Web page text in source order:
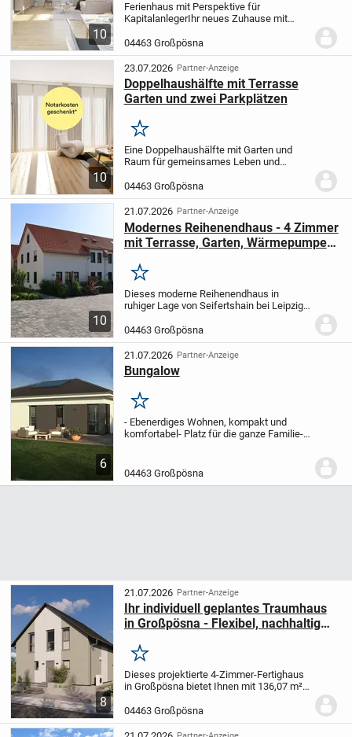
10
Ferienhaus mit Perspektive für
KapitalanlegerIhr neues Zuhause mit
Stellplätzen.Entdecken Sie ein
Ferienhaus, das Gästen einen
angenehmen Aufenthalt bietet und...
04463 Großpösna
10
23.07.2026 Partner-Anzeige
Doppelhaushälfte mit Terrasse
Garten und zwei Parkplätzen
Merken
Eine Doppelhaushälfte mit Garten und
Raum für gemeinsames Leben und
Zuhause. Freuen Sie sich auf offene
Bereiche für gemeinsame Zeit, ruhige
Rückzugsorte und...
04463 Großpösna
10
21.07.2026 Partner-Anzeige
Modernes Reihenendhaus - 4 Zimmer
mit Terrasse, Garten, Wärmepumpe
Merken
Dieses moderne Reihenendhaus in
ruhiger Lage von Seifertshain bei Leipzig
Ausstattung, eine zeitgemäße Bauweise
und ein durchdachtes Raumkonzept. Das
im Jahr 2022...
04463 Großpösna
6
21.07.2026 Partner-Anzeige
Bungalow
Merken
- Ebenerdiges Wohnen, kompakt und
komfortabel- Platz für die ganze Familie-
zum Wohlfühlen
04463 Großpösna
8
21.07.2026 Partner-Anzeige
Ihr individuell geplantes Traumhaus
in Großpösna - Flexibel, nachhaltig
Merken
Dieses projektierte 4-Zimmer-Fertighaus
in Großpösna bietet Ihnen mit 136,07 m²
komfortables Zuhause für die ganze
Familie. Auf einem großzügigen
Grundstück von 505 m²...
04463 Großpösna